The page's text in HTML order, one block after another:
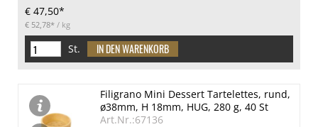
€ 47,50*
€ 52,78* / kg
St.
Filigrano Mini Dessert Tartelettes, rund,
ø38mm, H 18mm, HUG, 280 g, 40 St
Art.Nr.:67136